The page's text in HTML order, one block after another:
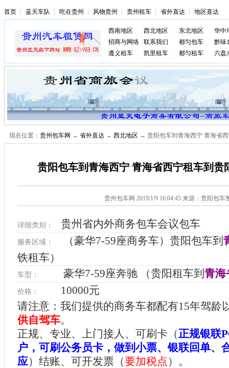
首页 ┆ 蓝天车队 ┆ 吃在贵州 ┆ 风物贵州 ┆ 贵州租车 ┆ 省外直达 ┆ 地区直达
西南地区 西北地区 东北地区
华中
招商与网络
联系我们 都匀包车
黔味
遵义租车
凯里租车 都匀租车 六盘
现在位置： 贵州包车网 → 省外直达 → 西北地区 → 贵阳包车到青海西宁 青海省
贵阳包车到青海西宁 青海省西宁租车到贵
贵州包车网 2019/1/9 16:04:45 来源：贵阳包车
详细类别： 贵州省内外商务包车会议包车
服务区域： （豪华7-59座商务车）贵阳包车到
铁租车）
车型： 豪华7-59座奔驰 （贵阳租车到 青海
价格：
10000元
请注意：我们提供的商务车都配有15年驾龄
供自驾车。
正规、专业、上门接人、可刷卡（正规银联
户，可刷公务员卡，做到小票、银联回单、
应）结账、可开发票（要加税点 ）。